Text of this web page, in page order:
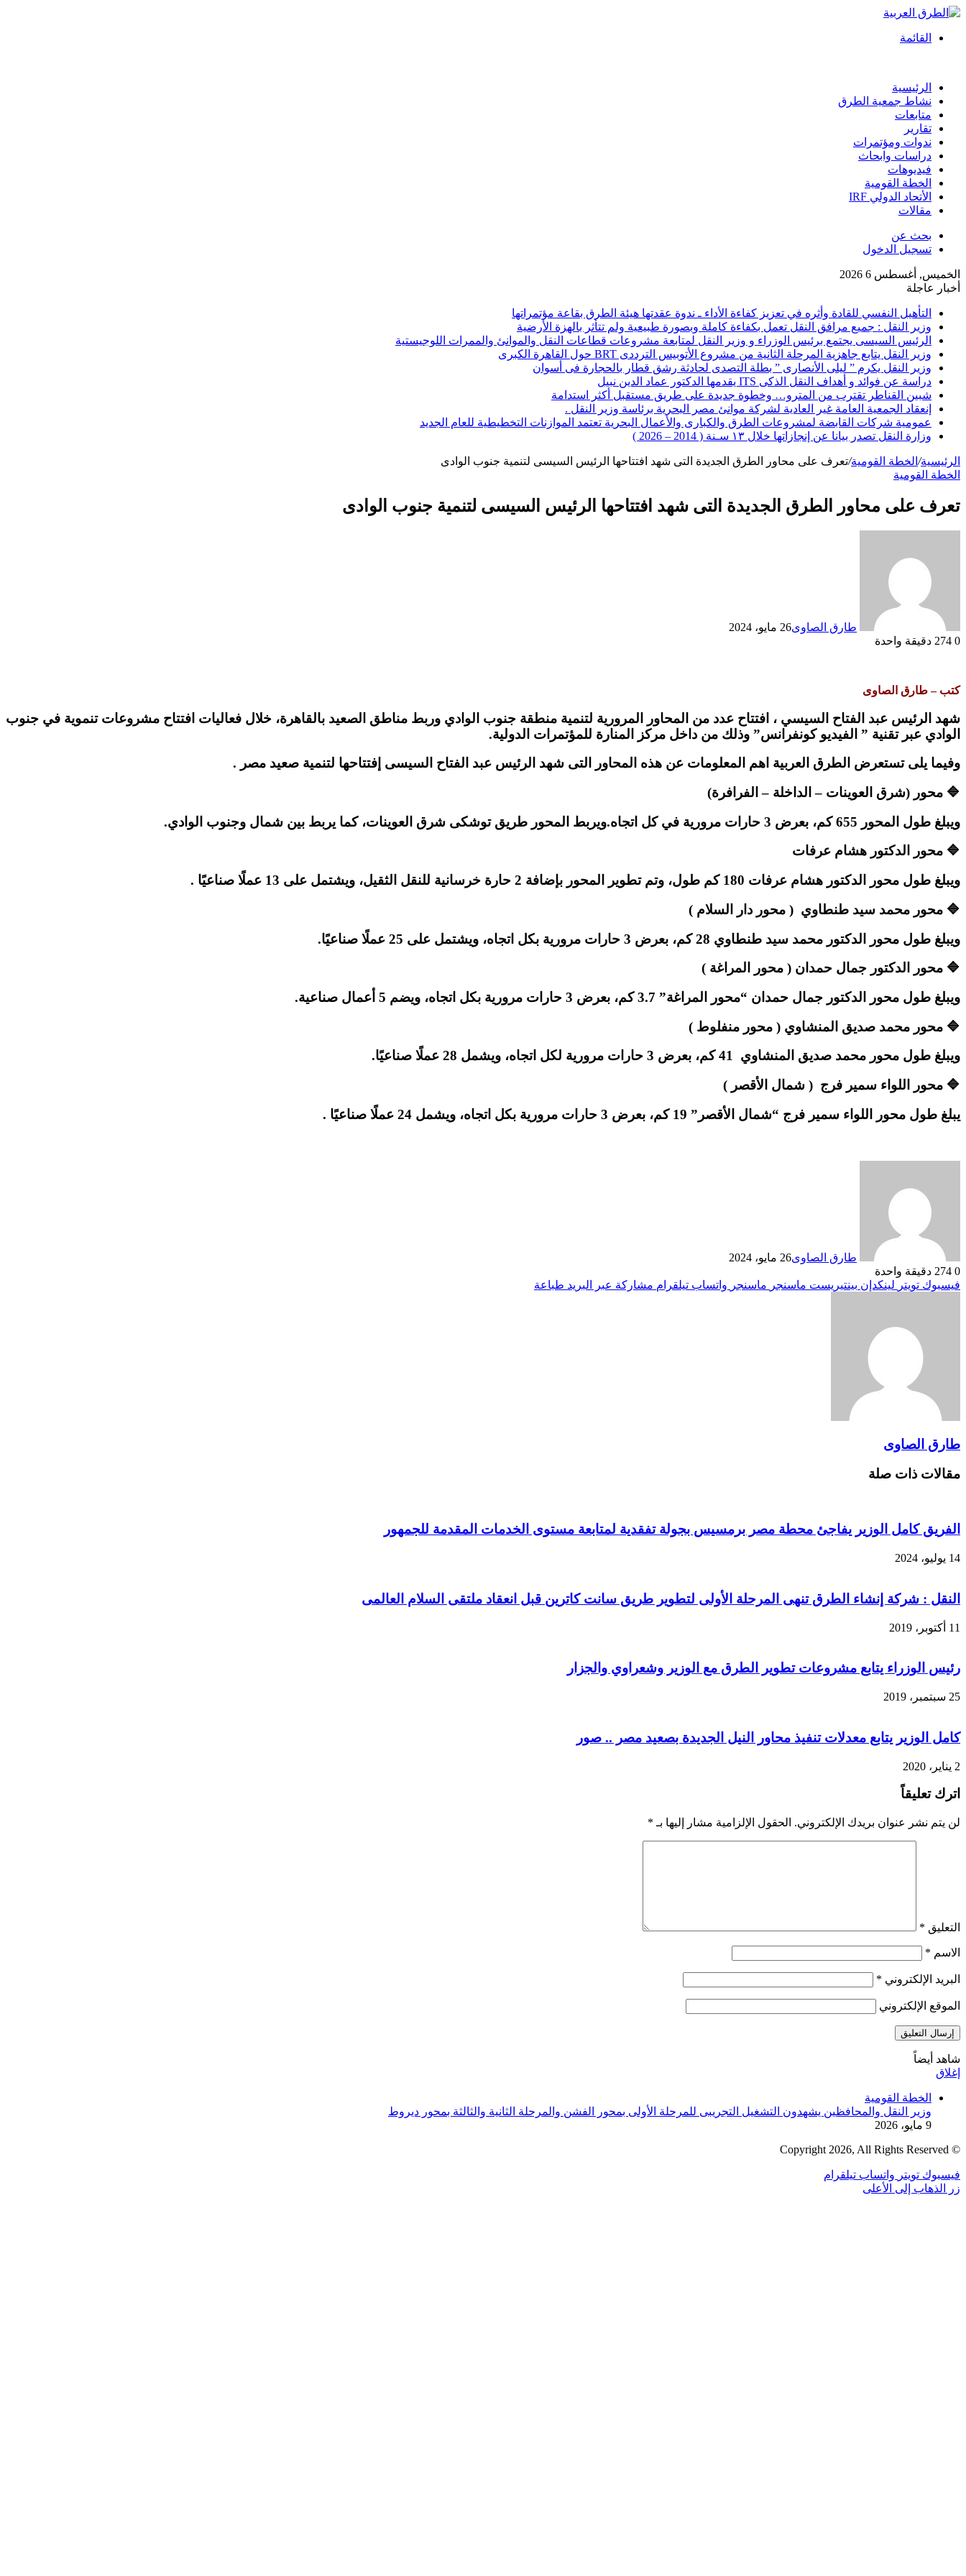
القائمة
الرئيسية
نشاط جمعية الطرق
متابعات
تقارير
ندوات ومؤتمرات
دراسات وابحاث
فيديوهات
الخطة القومية
الأتحاد الدولي IRF
مقالات
بحث عن
تسجيل الدخول
الخميس, أغسطس 6 2026
أخبار عاجلة
التأهيل النفسي للقادة وأثره في تعزيز كفاءة الأداء ـ ندوة عقدتها هيئة الطرق بقاعة مؤتمراتها
وزير النقل : جميع مرافق النقل تعمل بكفاءة كاملة وبصورة طبيعية ولم تتأثر بالهزة الأرضية
الرئيس السيسى يجتمع برئيس الوزراء و وزير النقل لمتابعة مشروعات قطاعات النقل والموانئ والممرات اللوجيستية
وزير النقل يتابع جاهزية المرحلة الثانية من مشروع الأتوبيس الترددى BRT حول القاهرة الكبرى
وزير النقل يكرم ” ليلى الأنصارى ” بطلة التصدى لحادثة رشق قطار بالحجارة فى أسوان
دراسة عن فوائد و أهداف النقل الذكى ITS يقدمها الدكتور عماد الدين نبيل
شبين القناطر تقترب من المترو… وخطوة جديدة على طريق مستقبل أكثر استدامة
إنعقاد الجمعية العامة غير العادية لشركة موانئ مصر البحرية برئاسة وزير النقل .
عمومية شركات القابضة لمشروعات الطرق والكبارى والأعمال البحرية تعتمد الموازنات التخطيطية للعام الجديد
وزارة النقل تصدر بيانا عن إنجازاتها خلال ١٣ سـنة ( 2014 – 2026 )
الرئيسية/ الخطة القومية/تعرف على محاور الطرق الجديدة التى شهد افتتاحها الرئيس السيسى لتنمية جنوب الوادى
الخطة القومية
تعرف على محاور الطرق الجديدة التى شهد افتتاحها الرئيس السيسى لتنمية جنوب الوادى
طارق الصاوى26 مايو، 2024
0
دقيقة واحدة
كتب – طارق الصاوى
شهد الرئيس عبد الفتاح السيسي ، افتتاح عدد من المحاور المرورية لتنمية منطقة جنوب الوادي وربط مناطق الصعيد بالقاهرة، خلال فعاليات افتتاح مشروعات تنموية في جنوب
الوادي عبر تقنية ” الفيديو كونفرانس” وذلك من داخل مركز المنارة للمؤتمرات الدولية.
وفيما يلى تستعرض الطرق العربية اهم المعلومات عن هذه المحاور التى شهد الرئيس عبد الفتاح السيسى إفتتاحها لتنمية صعيد مصر .
🔷 محور (شرق العوينات – الداخلة – الفرافرة)
ويبلغ طول المحور 655 كم، بعرض 3 حارات مرورية في كل اتجاه.ويربط المحور طريق توشكى شرق العوينات، كما يربط بين شمال وجنوب الوادي.
🔷 محور الدكتور هشام عرفات
ويبلغ طول محور الدكتور هشام عرفات 180 كم طول، وتم تطوير المحور بإضافة 2 حارة خرسانية للنقل الثقيل، ويشتمل على 13 عملًا صناعيًا .
🔷 محور محمد سيد طنطاوي ( محور دار السلام )
ويبلغ طول محور الدكتور محمد سيد طنطاوي 28 كم، بعرض 3 حارات مرورية بكل اتجاه، ويشتمل على 25 عملًا صناعيًا.
🔷 محور الدكتور جمال حمدان ( محور المراغة )
ويبلغ طول محور الدكتور جمال حمدان “محور المراغة” 3.7 كم، بعرض 3 حارات مرورية بكل اتجاه، ويضم 5 أعمال صناعية.
🔷 محور محمد صديق المنشاوي ( محور منفلوط )
ويبلغ طول محور محمد صديق المنشاوي 41 كم، بعرض 3 حارات مرورية لكل اتجاه، ويشمل 28 عملًا صناعيًا.
🔷 محور اللواء سمير فرج ( شمال الأقصر )
يبلغ طول محور اللواء سمير فرج “شمال الأقصر” 19 كم، بعرض 3 حارات مرورية بكل اتجاه، ويشمل 24 عملًا صناعيًا
.
طارق الصاوى26 مايو، 2024
0
دقيقة واحدة
فيسبوك تويتر لينكدإن بينتيريست ماسنجر ماسنجر واتساب تيلقرام مشاركة عبر البريد طباعة
طارق الصاوى
مقالات ذات صلة
الفريق كامل الوزير يفاجئ محطة مصر برمسيس بجولة تفقدية لمتابعة مستوى الخدمات المقدمة للجمهور
14 يوليو، 2024
النقل : شركة إنشاء الطرق تنهى المرحلة الأولى لتطوير طريق سانت كاترين قبل انعقاد ملتقى السلام العالمى
11 أكتوبر، 2019
رئيس الوزراء يتابع مشروعات تطوير الطرق مع الوزير وشعراوي والجزار
25 سبتمبر، 2019
كامل الوزير يتابع معدلات تنفيذ محاور النيل الجديدة بصعيد مصر .. صور
2 يناير، 2020
اترك تعليقاً
لن يتم نشر عنوان بريدك الإلكتروني. الحقول الإلزامية مشار إليها بـ *
التعليق *
الاسم *
البريد الإلكتروني *
الموقع الإلكتروني
شاهد أيضاً
إغلاق
الخطة القومية
وزير النقل والمحافظين يشهدون التشغيل التجريبى للمرحلة الأولى بمحور الفشن والمرحلة الثانية والثالثة بمحور ديروط
9 مايو، 2026
© Copyright 2026, All Rights Reserved
فيسبوك تويتر واتساب تيلقرام
زر الذهاب إلى الأعلى